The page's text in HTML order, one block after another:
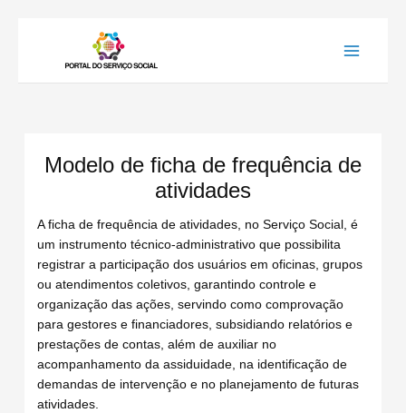
conteúdo
Modelo de ficha de frequência de
atividades
A ficha de frequência de atividades, no Serviço Social, é
um instrumento técnico-administrativo que possibilita
registrar a participação dos usuários em oficinas, grupos
ou atendimentos coletivos, garantindo controle e
organização das ações, servindo como comprovação
para gestores e financiadores, subsidiando relatórios e
prestações de contas, além de auxiliar no
acompanhamento da assiduidade, na identificação de
demandas de intervenção e no planejamento de futuras
atividades.